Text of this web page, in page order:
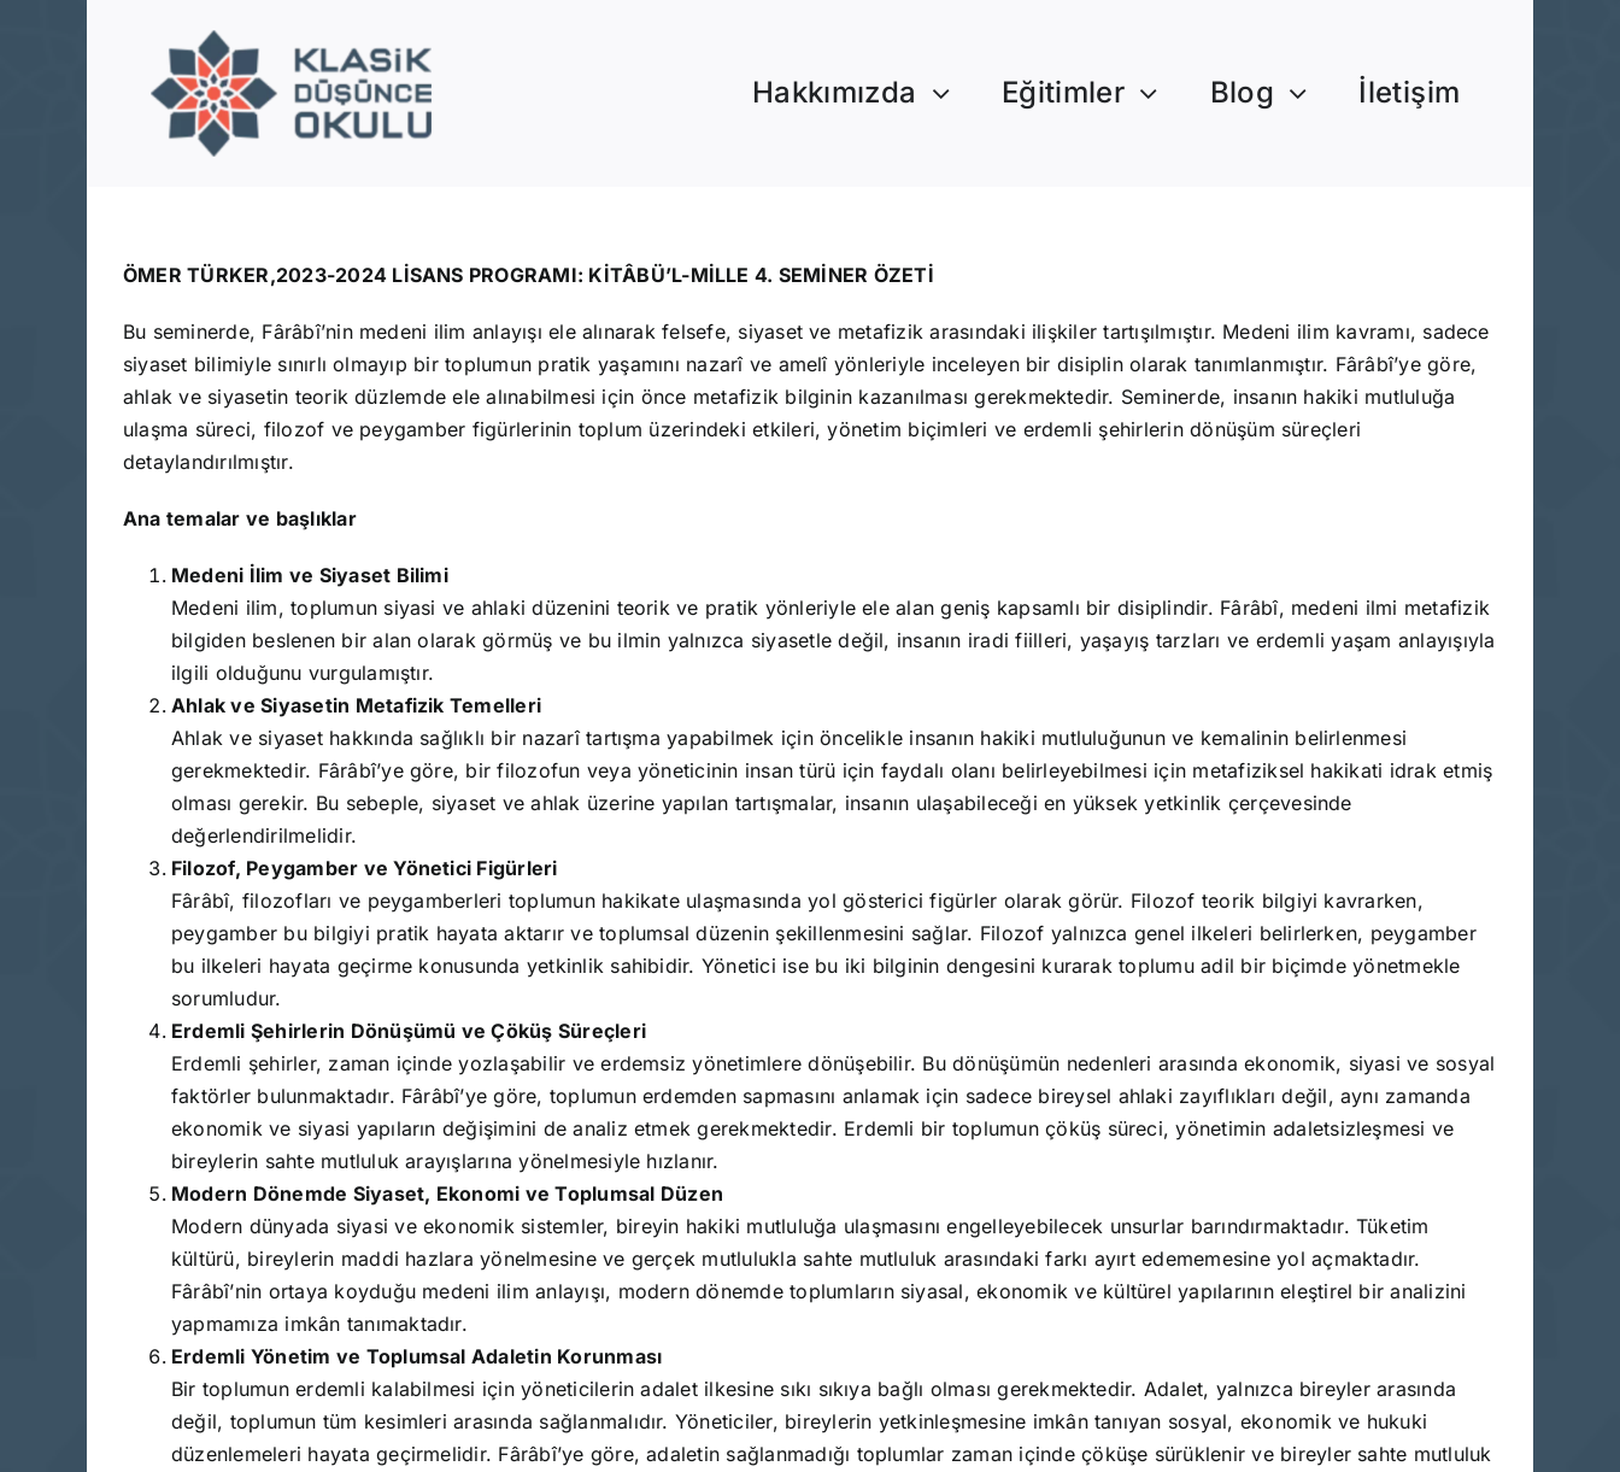
Hakkımızda Eğitimler Blog İletişim
ÖMER TÜRKER,2023-2024 LİSANS PROGRAMI: KİTÂBÜ’L-MİLLE 4. SEMİNER ÖZETİ
Bu seminerde, Fârâbî’nin medeni ilim anlayışı ele alınarak felsefe, siyaset ve metafizik arasındaki ilişkiler tartışılmıştır. Medeni ilim kavramı, sadece
siyaset bilimiyle sınırlı olmayıp bir toplumun pratik yaşamını nazarî ve amelî yönleriyle inceleyen bir disiplin olarak tanımlanmıştır. Fârâbî’ye göre,
ahlak ve siyasetin teorik düzlemde ele alınabilmesi için önce metafizik bilginin kazanılması gerekmektedir. Seminerde, insanın hakiki mutluluğa
ulaşma süreci, filozof ve peygamber figürlerinin toplum üzerindeki etkileri, yönetim biçimleri ve erdemli şehirlerin dönüşüm süreçleri
detaylandırılmıştır.
Ana temalar ve başlıklar
Medeni İlim ve Siyaset Bilimi
Medeni ilim, toplumun siyasi ve ahlaki düzenini teorik ve pratik yönleriyle ele alan geniş kapsamlı bir disiplindir. Fârâbî, medeni ilmi metafizik
bilgiden beslenen bir alan olarak görmüş ve bu ilmin yalnızca siyasetle değil, insanın iradi fiilleri, yaşayış tarzları ve erdemli yaşam anlayışıyla
ilgili olduğunu vurgulamıştır.
Ahlak ve Siyasetin Metafizik Temelleri
Ahlak ve siyaset hakkında sağlıklı bir nazarî tartışma yapabilmek için öncelikle insanın hakiki mutluluğunun ve kemalinin belirlenmesi
gerekmektedir. Fârâbî’ye göre, bir filozofun veya yöneticinin insan türü için faydalı olanı belirleyebilmesi için metafiziksel hakikati idrak etmiş
olması gerekir. Bu sebeple, siyaset ve ahlak üzerine yapılan tartışmalar, insanın ulaşabileceği en yüksek yetkinlik çerçevesinde
değerlendirilmelidir.
Filozof, Peygamber ve Yönetici Figürleri
Fârâbî, filozofları ve peygamberleri toplumun hakikate ulaşmasında yol gösterici figürler olarak görür. Filozof teorik bilgiyi kavrarken,
peygamber bu bilgiyi pratik hayata aktarır ve toplumsal düzenin şekillenmesini sağlar. Filozof yalnızca genel ilkeleri belirlerken, peygamber
bu ilkeleri hayata geçirme konusunda yetkinlik sahibidir. Yönetici ise bu iki bilginin dengesini kurarak toplumu adil bir biçimde yönetmekle
sorumludur.
Erdemli Şehirlerin Dönüşümü ve Çöküş Süreçleri
Erdemli şehirler, zaman içinde yozlaşabilir ve erdemsiz yönetimlere dönüşebilir. Bu dönüşümün nedenleri arasında ekonomik, siyasi ve sosyal
faktörler bulunmaktadır. Fârâbî’ye göre, toplumun erdemden sapmasını anlamak için sadece bireysel ahlaki zayıflıkları değil, aynı zamanda
ekonomik ve siyasi yapıların değişimini de analiz etmek gerekmektedir. Erdemli bir toplumun çöküş süreci, yönetimin adaletsizleşmesi ve
bireylerin sahte mutluluk arayışlarına yönelmesiyle hızlanır.
Modern Dönemde Siyaset, Ekonomi ve Toplumsal Düzen
Modern dünyada siyasi ve ekonomik sistemler, bireyin hakiki mutluluğa ulaşmasını engelleyebilecek unsurlar barındırmaktadır. Tüketim
kültürü, bireylerin maddi hazlara yönelmesine ve gerçek mutlulukla sahte mutluluk arasındaki farkı ayırt edememesine yol açmaktadır.
Fârâbî’nin ortaya koyduğu medeni ilim anlayışı, modern dönemde toplumların siyasal, ekonomik ve kültürel yapılarının eleştirel bir analizini
yapmamıza imkân tanımaktadır.
Erdemli Yönetim ve Toplumsal Adaletin Korunması
Bir toplumun erdemli kalabilmesi için yöneticilerin adalet ilkesine sıkı sıkıya bağlı olması gerekmektedir. Adalet, yalnızca bireyler arasında
değil, toplumun tüm kesimleri arasında sağlanmalıdır. Yöneticiler, bireylerin yetkinleşmesine imkân tanıyan sosyal, ekonomik ve hukuki
düzenlemeleri hayata geçirmelidir. Fârâbî’ye göre, adaletin sağlanmadığı toplumlar zaman içinde çöküşe sürüklenir ve bireyler sahte mutluluk